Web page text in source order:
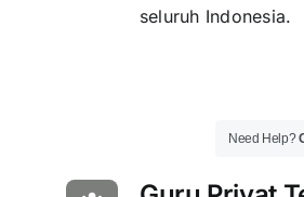
seluruh Indonesia.
Need Help?